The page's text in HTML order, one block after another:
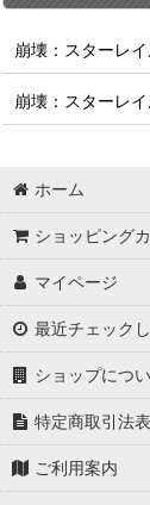
崩壊：スターレ
崩壊：スターレ
ホーム
ショッピング
マイページ
最近チェック
ショップにつ
特定商取引法
ご利用案内